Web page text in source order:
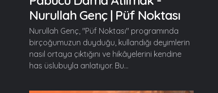
Nurullah Genç | Püf Noktası
Nurullah Genç, "Püf Noktası" programında
birçoğumuzun duyduğu, kullandığı deyimlerin
nasıl ortaya çıktığını ve hikâyelerini kendine
has üslubuyla anlatıyor. Bu...